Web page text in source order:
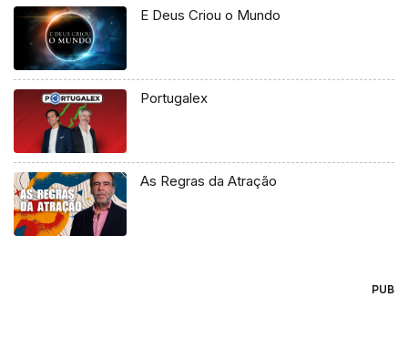
E Deus Criou o Mundo
Portugalex
As Regras da Atração
PUB